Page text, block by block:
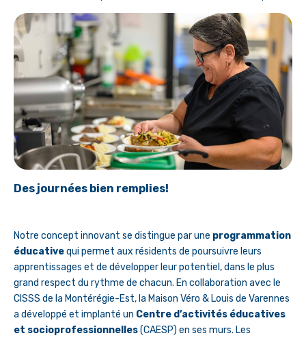
Des journées bien remplies!
Notre concept innovant se distingue par une programmation
éducativequi permet aux résidents de poursuivre leurs
apprentissages et de développer leur potentiel, dans le plus
grand respect du rythme de chacun. En collaboration avec le
CISSS de la Montérégie-Est, la Maison Véro & Louis de Varennes
a développé et implanté un Centre d’activités éducatives
et socioprofessionnelles(CAESP) en ses murs. Les